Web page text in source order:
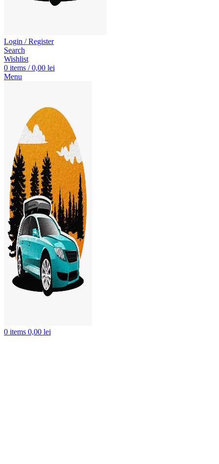
Login / Register
Search
Wishlist
0 items / 0,00 lei
Menu
0 items 0,00 lei